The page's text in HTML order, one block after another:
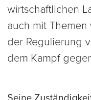
wirtschaftlichen
auch mit
der Regulierung
dem Kampf